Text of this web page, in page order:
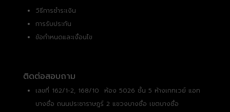
วิธีการชำระเงิน
การรับประกัน
ข้อกำหนดและเงื่อนไข
ติดต่อสอบถาม
เลขที่ 162/1-2, 168/10 ห้อง 5026 ชั้น 5 ห้างเกทเวย์ แอท
บางซื่อ ถนนประชาราษฎร์ 2 แขวงบางซื่อ เขตบางซื่อ